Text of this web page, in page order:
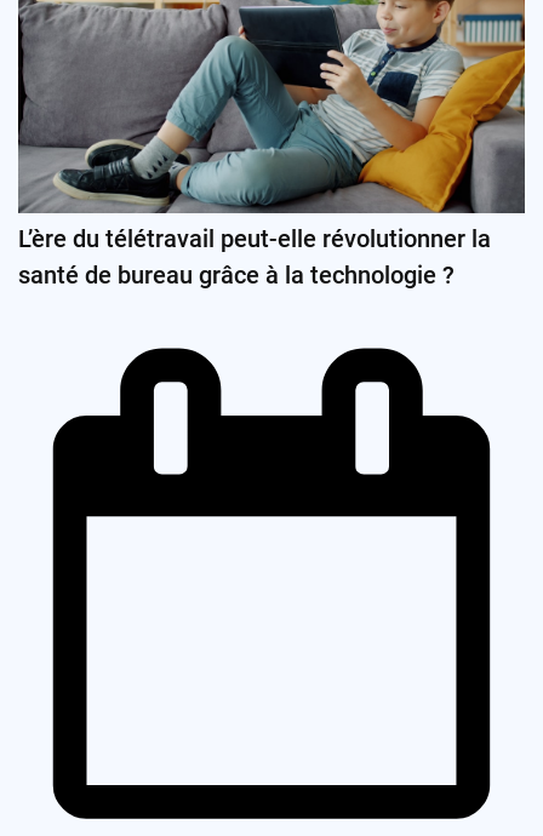
L’ère du télétravail peut-elle révolutionner la
santé de bureau grâce à la technologie ?